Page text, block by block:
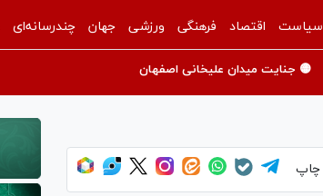
سیاست اقتصاد فرهنگی ورزشی جهان چندرسانه‌ای
🟡 جنایت میدان علیخانی اصفهان
چاپ